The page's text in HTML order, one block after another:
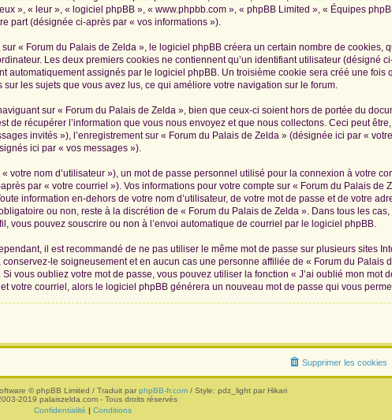
», « leur », « logiciel phpBB », « www.phpbb.com », « phpBB Limited », « Équipes
part (désignée ci-après par « vos informations »).
« Forum du Palais de Zelda », le logiciel phpBB créera un certain nombre de cookies,
Les deux premiers cookies ne contiennent qu’un identifiant utilisateur (désigné
assignés par le logiciel phpBB. Un troisième cookie sera créé une fois
les sujets que vous avez lus, ce qui améliore votre navigation sur le forum.
sur « Forum du Palais de Zelda », bien que ceux-ci soient hors de portée du
récupérer l’information que vous nous envoyez et que nous collectons. Ceci peut être,
invités »), l’enregistrement sur « Forum du Palais de Zelda » (désignée ici par «
ici par « vos messages »).
nom d’utilisateur »), un mot de passe personnel utilisé pour la connexion à votre
par « votre courriel »). Vos informations pour votre compte sur « Forum du Palais de
information en-dehors de votre nom d’utilisateur, de votre mot de passe et de votre
ou non, reste à la discrétion de « Forum du Palais de Zelda ». Dans tous les
vous pouvez souscrire ou non à l’envoi automatique de courriel par le logiciel phpBB.
il est recommandé de ne pas utiliser le même mot de passe sur plusieurs sites
le soigneusement et en aucun cas une personne affiliée de « Forum du Palais
vous oubliez votre mot de passe, vous pouvez utiliser la fonction « J’ai oublié mon mot
votre courriel, alors le logiciel phpBB générera un nouveau mot de passe qui vous
Supprimer les cookies
© phpBB Limited / Traduit par phpBB-fr.com/ Style: pdz_light par Hikari
2019 palaiszelda.com - Tous droits réservés
Confidentialité | Conditions